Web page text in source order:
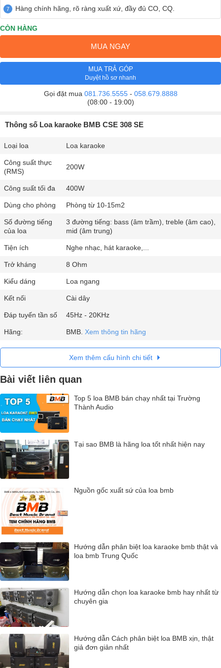
Hàng chính hãng, rõ ràng xuất xứ, đầy đủ CO, CQ.
CÒN HÀNG
MUA NGAY
MUA TRẢ GÓP
Duyệt hồ sơ nhanh
Gọi đặt mua 081.736.5555- 058.679.8888
(08:00 - 19:00)
Thông số Loa karaoke BMB CSE 308 SE
Loại loa Loa karaoke
Công suất thực
(RMS)
200W
Công suất tối đa 400W
Dùng cho phòng Phòng từ 10-15m2
Số đường tiếng
của loa
3 đường tiếng: bass (âm trầm), treble (âm cao),
mid (âm trung)
Tiện ích Nghe nhạc, hát karaoke,...
Trở kháng 8 Ohm
Kiểu dáng Loa ngang
Kết nối Cài dây
Đáp tuyến tần số 45Hz - 20KHz
Hãng: BMB. Xem thông tin hãng
Xem thêm cấu hình chi tiết
Bài viết liên quan
Top 5 loa BMB bán chạy nhất tại Trường
Thành Audio
Tại sao BMB là hãng loa tốt nhất hiện nay
Nguồn gốc xuất sứ của loa bmb
Hướng dẫn phân biệt loa karaoke bmb thật và
loa bmb Trung Quốc
Hướng dẫn chọn loa karaoke bmb hay nhất từ
chuyên gia
Hướng dẫn Cách phân biệt loa BMB xịn, thật
giả đơn giản nhất